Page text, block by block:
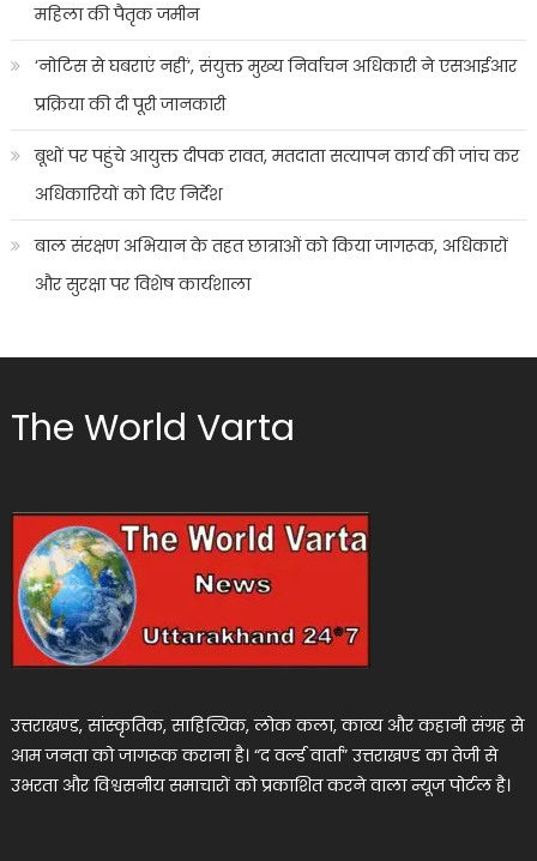
महिला की पैतृक जमीन
‘नोटिस से घबराएं नहीं’, संयुक्त मुख्य निर्वाचन अधिकारी ने एसआईआर
प्रक्रिया की दी पूरी जानकारी
बूथों पर पहुंचे आयुक्त दीपक रावत, मतदाता सत्यापन कार्य की जांच कर
अधिकारियों को दिए निर्देश
बाल संरक्षण अभियान के तहत छात्राओं को किया जागरूक, अधिकारों
और सुरक्षा पर विशेष कार्यशाला
The World Varta
उत्तराखण्ड, सांस्कृतिक, साहित्यिक, लोक कला, काव्य और कहानी संग्रह से
आम जनता को जागरूक कराना है। “द वर्ल्ड वार्ता” उत्तराखण्ड का तेजी से
उभरता और विश्वसनीय समाचारों को प्रकाशित करने वाला न्यूज पोर्टल है।